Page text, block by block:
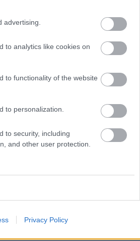
advertising.
to analytics like cookies on
to functionality of the website
to personalization.
to security, including
and other user protection.
Privacy Policy